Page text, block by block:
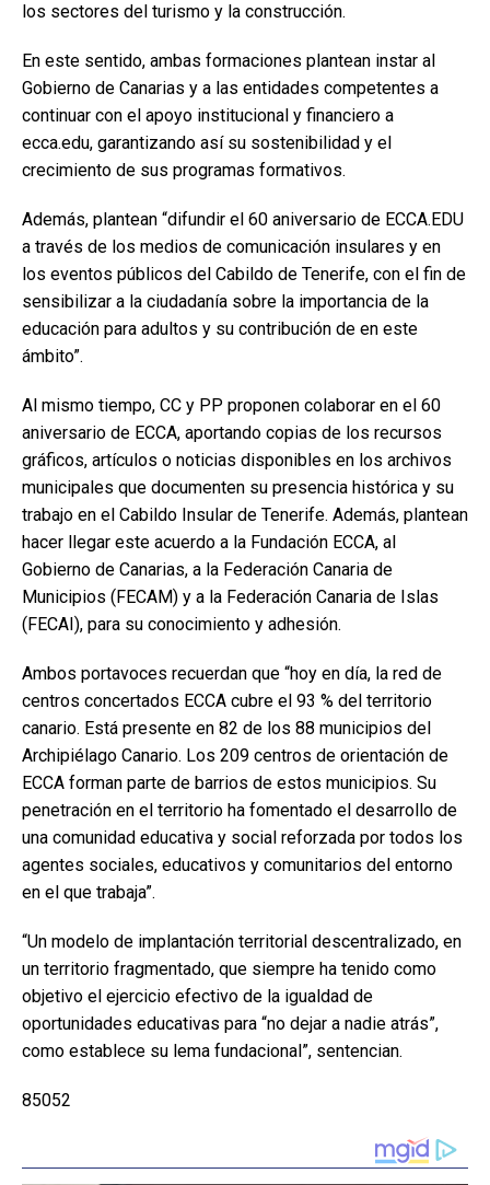
los sectores del turismo y la construcción.
En este sentido, ambas formaciones plantean instar al
Gobierno de Canarias y a las entidades competentes a
continuar con el apoyo institucional y financiero a
ecca.edu, garantizando así su sostenibilidad y el
crecimiento de sus programas formativos.
Además, plantean “difundir el 60 aniversario de ECCA.EDU
a través de los medios de comunicación insulares y en
los eventos públicos del Cabildo de Tenerife, con el fin de
sensibilizar a la ciudadanía sobre la importancia de la
educación para adultos y su contribución de en este
ámbito”.
Al mismo tiempo, CC y PP proponen colaborar en el 60
aniversario de ECCA, aportando copias de los recursos
gráficos, artículos o noticias disponibles en los archivos
municipales que documenten su presencia histórica y su
trabajo en el Cabildo Insular de Tenerife. Además, plantean
hacer llegar este acuerdo a la Fundación ECCA, al
Gobierno de Canarias, a la Federación Canaria de
Municipios (FECAM) y a la Federación Canaria de Islas
(FECAI), para su conocimiento y adhesión.
Ambos portavoces recuerdan que “hoy en día, la red de
centros concertados ECCA cubre el 93 % del territorio
canario. Está presente en 82 de los 88 municipios del
Archipiélago Canario. Los 209 centros de orientación de
ECCA forman parte de barrios de estos municipios. Su
penetración en el territorio ha fomentado el desarrollo de
una comunidad educativa y social reforzada por todos los
agentes sociales, educativos y comunitarios del entorno
en el que trabaja”.
“Un modelo de implantación territorial descentralizado, en
un territorio fragmentado, que siempre ha tenido como
objetivo el ejercicio efectivo de la igualdad de
oportunidades educativas para “no dejar a nadie atrás”,
como establece su lema fundacional”, sentencian.
85052